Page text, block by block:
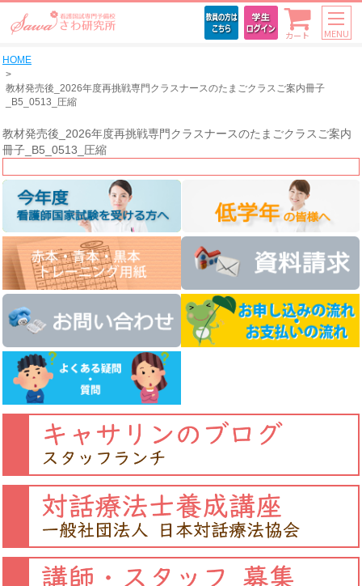
カート MENU
HOME
教材発売後_2026年度再挑戦専門クラスナースのたまごクラスご案内冊子
_B5_0513_圧縮
教材発売後_2026年度再挑戦専門クラスナースのたまごクラスご案内
冊子_B5_0513_圧縮